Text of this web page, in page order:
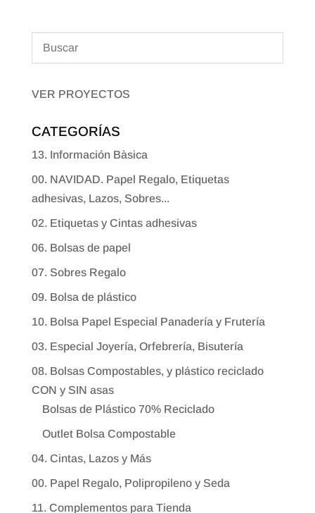
VER PROYECTOS
CATEGORÍAS
13. Información Bàsica
00. NAVIDAD. Papel Regalo, Etiquetas
adhesivas, Lazos, Sobres...
02. Etiquetas y Cintas adhesivas
06. Bolsas de papel
07. Sobres Regalo
09. Bolsa de plástico
10. Bolsa Papel Especial Panadería y Frutería
03. Especial Joyería, Orfebrería, Bisutería
08. Bolsas Compostables, y plástico reciclado
CON y SIN asas
Bolsas de Plástico 70% Reciclado
Outlet Bolsa Compostable
04. Cintas, Lazos y Más
00. Papel Regalo, Polipropileno y Seda
11. Complementos para Tienda